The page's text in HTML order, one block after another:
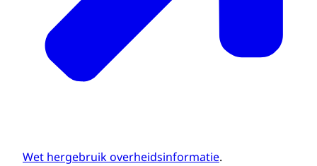
Wet hergebruik overheidsinformatie.